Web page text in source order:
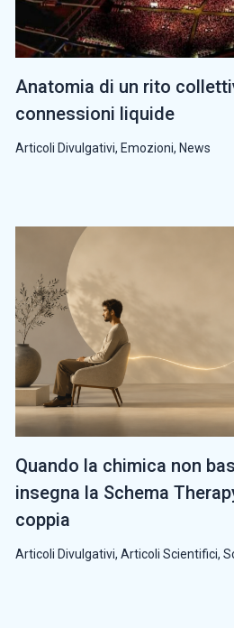
Anatomia di un rito
connessioni liquide
Articoli Divulgativi, Emozioni, News
Quando la chimica non
insegna la Schema
coppia
Articoli Divulgativi, Articoli Scientifici,